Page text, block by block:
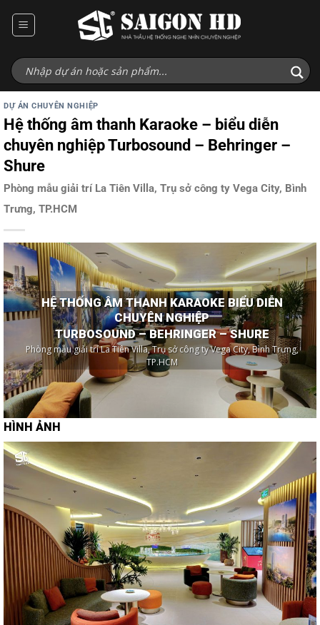
qua
dung
DỰ ÁN CHUYÊN NGHIỆP
Hệ thống âm thanh Karaoke – biểu diễn
chuyên nghiệp Turbosound – Behringer –
Shure
Phòng mẫu giải trí La Tiên Villa, Trụ sở công ty Vega City, Bình
Trưng, TP.HCM
HỆ THỐNG ÂM THANH KARAOKE BIỂU DIỄN
CHUYÊN NGHIỆP
TURBOSOUND – BEHRINGER – SHURE
Phòng mẫu giải trí La Tiên Villa, Trụ sở công ty Vega City, Bình Trưng,
TP.HCM
HÌNH ẢNH